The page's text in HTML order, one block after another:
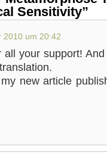
Sensitivity”
2010 um 20:42
your support!
new article